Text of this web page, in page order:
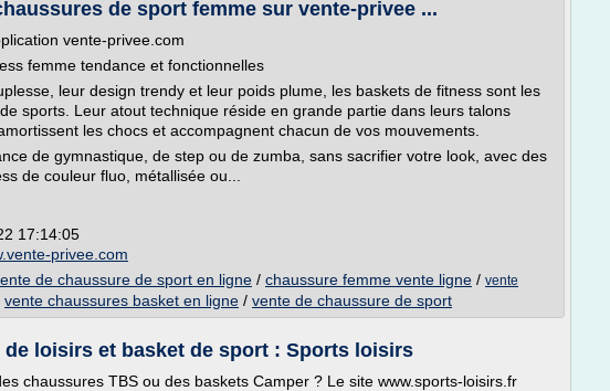
de sport femme sur vente-privee ...
vente-privee.com
femme tendance et fonctionnelles
leur design trendy et leur poids plume, les baskets de fitness sont les
sports. Leur atout technique réside en grande partie dans leurs talons
les chocs et accompagnent chacun de vos mouvements.
de gymnastique, de step ou de zumba, sans sacrifier votre look, avec des
de couleur fluo, métallisée ou...
17:14:05
privee.com
de chaussure de sport en ligne / chaussure femme vente ligne / vente
vente chaussures basket en ligne / vente de chaussure de sport
de loisirs et basket de sport : Sports loisirs
chaussures TBS ou des baskets Camper ? Le site www.sports-loisirs.fr